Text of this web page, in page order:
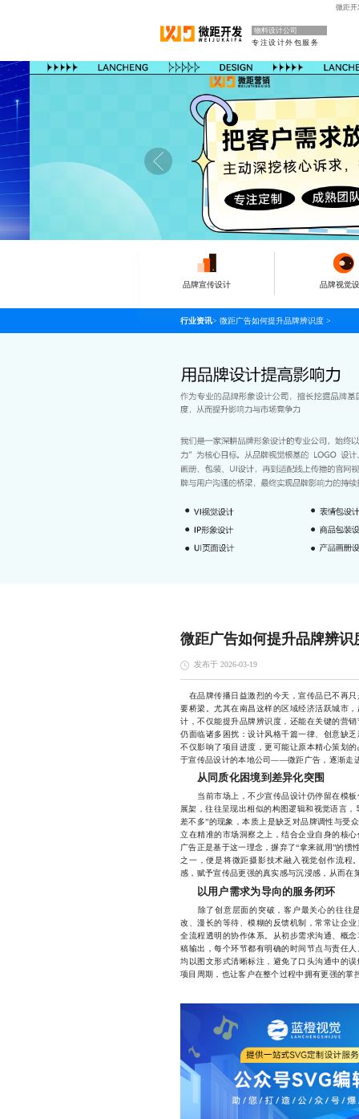
微距开
物料设计公司
专注设计外包服务
品牌宣传设计 品牌视觉
行业资讯> 微距广告如何提升品牌辨识度 >
微距广告如何提升品牌辨识
发布于 2026-03-19
在品牌传播日益激烈的今天，宣传品已不再
要桥梁。尤其在南昌这样的区域经济活跃城市
计，不仅能提升品牌辨识度，还能在关键的营
仍面临诸多困扰：设计风格千篇一律、创意缺
不仅影响了项目进度，更可能让原本精心策划
于宣传品设计的本地公司——微距广告，逐渐走
从同质化困境到差异化突围
当前市场上，不少宣传品设计仍停留在模板
展架，往往呈现出相似的构图逻辑和视觉语言
差不多”的现象，本质上是缺乏对品牌调性与受
立在精准的市场洞察之上，结合企业自身的核
广告正是基于这一理念，摒弃了“拿来就用”的
之一，便是将微距摄影技术融入视觉创作流程
感，赋予宣传品更强的真实感与沉浸感，从而在
以用户需求为导向的服务闭环
除了创意层面的突破，客户最关心的往往
改、漫长的等待、模糊的反馈机制，常常让企
全流程透明的协作体系。从初步需求沟通、概
稿输出，每个环节都有明确的时间节点与责任
均以图文形式清晰标注，避免了口头沟通中的
项目周期，也让客户在整个过程中拥有更强的掌